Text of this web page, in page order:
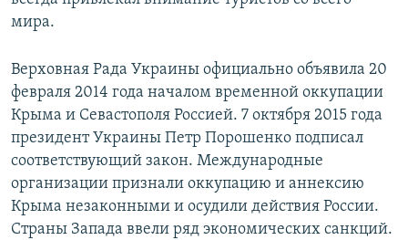
мира.
Верховная Рада Украины официально объявила 20
февраля 2014 года началом временной оккупации
Крыма и Севастополя Россией. 7 октября 2015 года
президент Украины Петр Порошенко подписал
соответствующий закон. Международные
организации признали оккупацию и аннексию
Крыма незаконными и осудили действия России.
Страны Запада ввели ряд экономических санкций.